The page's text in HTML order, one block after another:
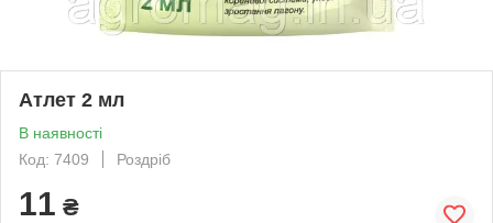
Атлет 2 мл
В наявності
Код: 7409
Роздріб
11 ₴